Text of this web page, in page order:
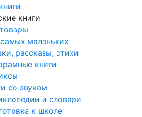
книги
маленьких
рассказы, стихи
книги
со звуком
и словари
к школе